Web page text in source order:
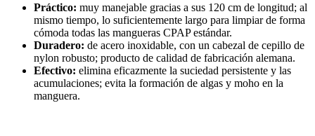
Práctico: muy manejable gracias a sus 120 cm de longitud; al
mismo tiempo, lo suficientemente largo para limpiar de forma
cómoda todas las mangueras CPAP estándar.
Duradero: de acero inoxidable, con un cabezal de cepillo de
nylon robusto; producto de calidad de fabricación alemana.
Efectivo: elimina eficazmente la suciedad persistente y las
acumulaciones; evita la formación de algas y moho en la
manguera.